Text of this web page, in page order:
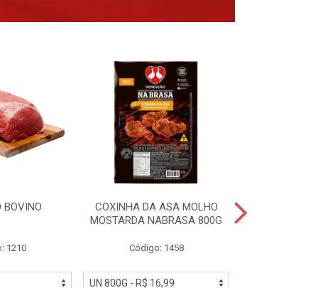
BOVINO
1210
COXINHA DA ASA MOLHO
MOSTARDA NABRASA 800G
Código: 1458